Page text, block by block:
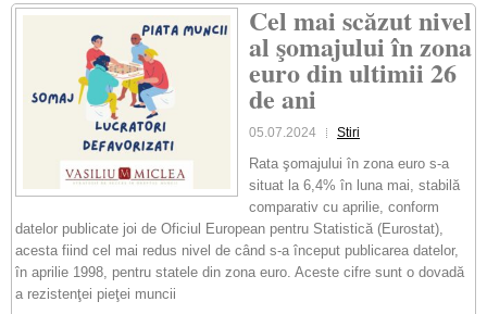
Cel mai scăzut nivel
al şomajului în zona
euro din ultimii 26
de ani
05.07.2024 Stiri
Rata şomajului în zona euro s-a
situat la 6,4% în luna mai, stabilă
comparativ cu aprilie, conform
datelor publicate joi de Oficiul European pentru Statistică (Eurostat),
acesta fiind cel mai redus nivel de când s-a început publicarea datelor,
în aprilie 1998, pentru statele din zona euro. Aceste cifre sunt o dovadă
a rezistenţei pieţei muncii